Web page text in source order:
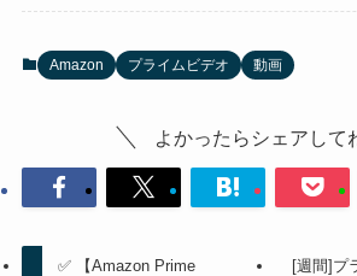
Amazon プライムビデオ 動画
よかったらシェアして
✅ 【Amazon Prime
[週間]プ